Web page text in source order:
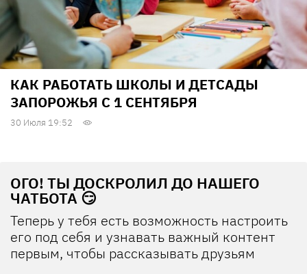
КАК РАБОТАТЬ ШКОЛЫ И ДЕТСАДЫ
ЗАПОРОЖЬЯ С 1 СЕНТЯБРЯ
30 Июля 19:52
ОГО! ТЫ ДОСКРОЛИЛ ДО НАШЕГО
ЧАТБОТА 😏
Теперь у тебя есть возможность настроить
его под себя и узнавать важный контент
первым, чтобы рассказывать друзьям